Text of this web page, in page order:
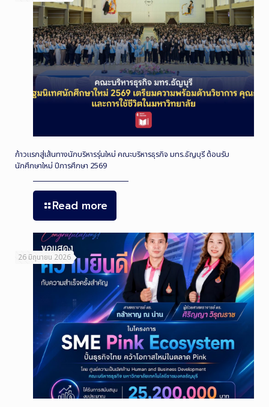
ก้าวแรกสู่เส้นทางนักบริหารรุ่นใหม่ คณะบริหารธุรกิจ มทร.ธัญบุรี ต้อนรับ
นักศึกษาใหม่ ปีการศึกษา 2569
Read more
26 มิถุนายน 2026